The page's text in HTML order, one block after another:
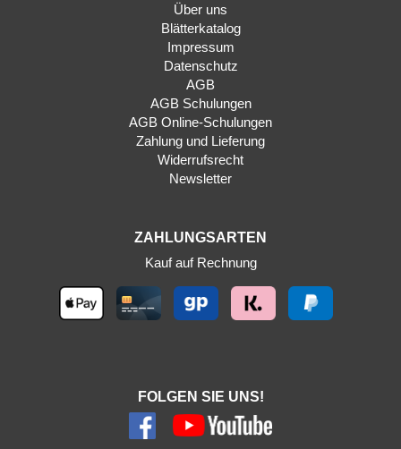
Über uns
Blätterkatalog
Impressum
Datenschutz
AGB
AGB Schulungen
AGB Online-Schulungen
Zahlung und Lieferung
Widerrufsrecht
Newsletter
ZAHLUNGSARTEN
Kauf auf Rechnung
FOLGEN SIE UNS!